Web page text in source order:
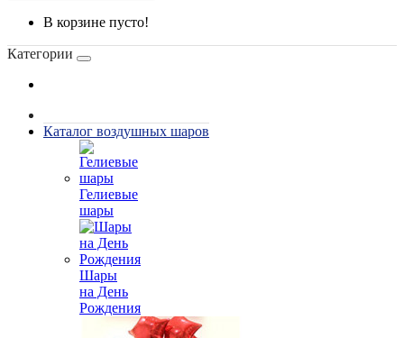
В корзине пусто!
Категории
Каталог воздушных шаров
Гелиевые
шары
Шары
на День
Рождения